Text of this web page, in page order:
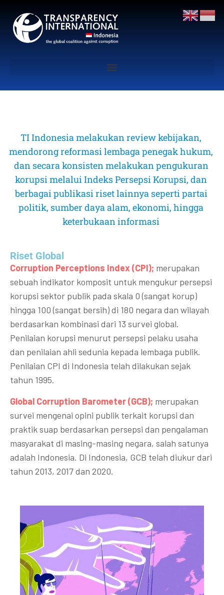
TI Indonesia melakukan review kebijakan,
mendorong reformasi lembaga penegak hukum,
dan secara konsisten melakukan pengukuran
korupsi melalui Indeks Persepsi Korupsi, dan
berbagai publikasi riset lainnya seperti partai
politik, sumber daya alam, ekonomi, hingga
keterbukaan informasi
Riset Global​
Corruption Perceptions Index (CPI); merupakan
sebuah indikator komposit untuk mengukur persepsi
korupsi sektor publik pada skala 0 (sangat korup)
hingga 100 (sangat bersih) di 180 negara dan wilayah
berdasarkan kombinasi dari 13 survei global.
Penilaian korupsi menurut persepsi pelaku usaha
dan penilaian ahli sedunia kepada lembaga publik.
Penilaian CPI di Indonesia telah dilakukan sejak
tahun 1995.
Global Corruption Barometer (GCB); merupakan
survei mengenai opini publik terkait korupsi dan
praktik suap berdasarkan persepsi dan pengalaman
masyarakat di masing-masing negara, salah satunya
adalah Indonesia. Di Indonesia, GCB telah diukur dari
tahun 2013, 2017 dan 2020.